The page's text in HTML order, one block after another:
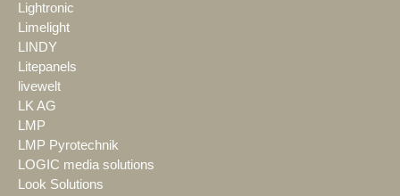
Lightronic
Limelight
LINDY
Litepanels
livewelt
LK AG
LMP
LMP Pyrotechnik
LOGIC media solutions
Look Solutions